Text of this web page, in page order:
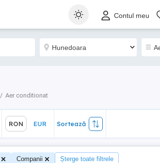
Contul meu
Aer conditionat
Sortează
RON EUR Sortează
Companii Șterge toate filtrele